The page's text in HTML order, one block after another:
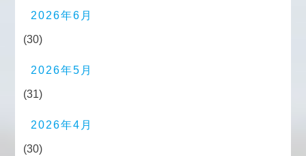
2026年6月
(30)
2026年5月
(31)
2026年4月
(30)